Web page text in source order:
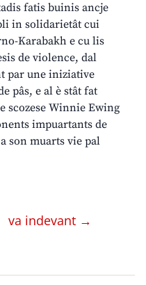
fatis buinis ancje
in solidarietât cui
Karabakh e cu lis
de violence, dal
par une iniziative
pâs, e al è stât fat
scozese Winnie Ewing
impuartants de
son muarts vie pal
va indevant →